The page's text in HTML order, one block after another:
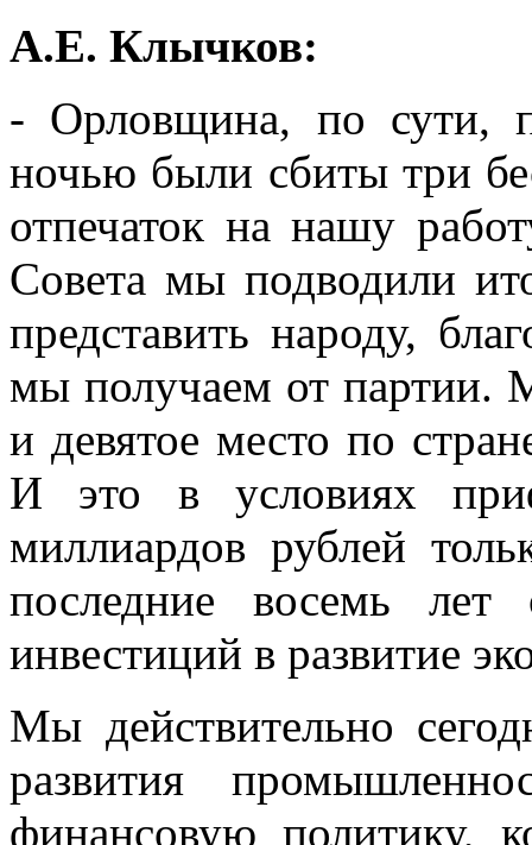
А.Е. Клычков:
- Орловщина, по сути,
ночью были сбиты три
отпечаток на нашу
Совета мы подводили
представить народу,
мы получаем от партии.
и девятое место по
И это в условиях
миллиардов рублей
последние восемь лет
инвестиций в развитие
Мы действительно
развития
финансовую политику,